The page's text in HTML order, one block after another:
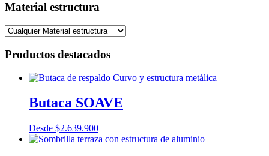
Material estructura
Productos destacados
Butaca SOAVE
Desde $2.639.900